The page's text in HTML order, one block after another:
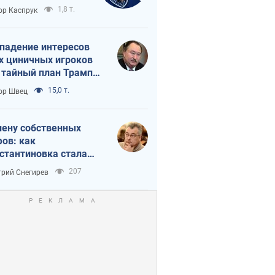
в
России
Каспрук 1,8 т.
интересов
циничных игроков
план Трампа
Швец 15,0 т.
собственных
как
стала
идеологической
для российских
Снегирев 207